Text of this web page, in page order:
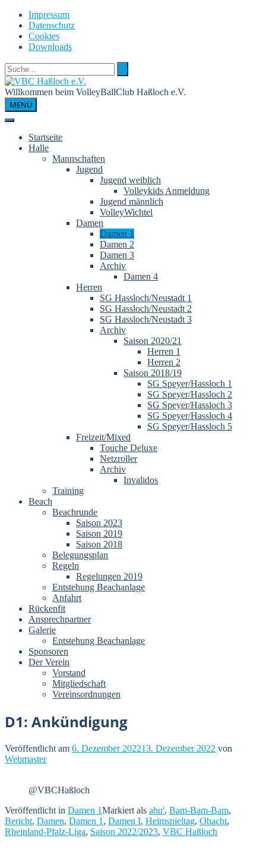
Skip
content
Impressum
Datenschutz
Cookies
Downloads
Willkommen beim VolleyBallClub Haßloch e.V.
MENÜ
Startseite
Halle
Mannschaften
Jugend
Jugend weiblich
Volleykids Anmeldung
Jugend männlich
VolleyWichtel
Damen
Damen 1
Damen 2
Damen 3
Archiv
Damen 4
Herren
SG Hassloch/Neustadt 1
SG Hassloch/Neustadt 2
SG Hassloch/Neustadt 3
Archiv
Saison 2020/21
Herren 1
Herren 2
Saison 2018/19
SG Speyer/Hassloch 1
SG Speyer/Hassloch 2
SG Speyer/Hassloch 3
SG Speyer/Hassloch 4
SG Speyer/Hassloch 5
Freizeit/Mixed
Touche Deluxe
Netzroller
Archiv
Invalidos
Training
Beach
Beachrunde
Saison 2023
Saison 2019
Saison 2018
Belegungsplan
Regeln
Regelungen 2019
Entstehung Beachanlage
Anfahrt
Rückenfit
Ansprechpartner
Galerie
Entstehung Beachanlage
Sponsoren
Der Verein
Vorstand
Mitgliedschaft
Vereinsordnungen
D1: Ankündigung
Veröffentlicht am 6. Dezember 202213. Dezember 2022 von
Webmaster
@VBCHaßloch
Veröffentlicht in Damen 1Markiert als ahu', Bam-Bam-Bam,
Bericht, Damen, Damen 1 , Damen I, Heimspieltag, Obacht,
Rheinland-Pfalz-Liga, Saison 2022/2023, VBC Haßloch